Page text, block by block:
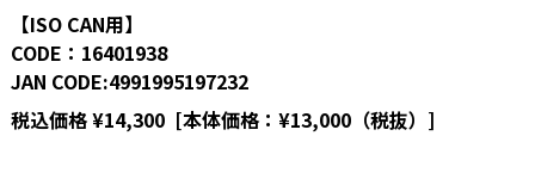
【ISO CAN用】
CODE：16401938
JAN CODE:4991995197232
税込価格 ¥14,300 [本体価格：¥13,000（税抜）]